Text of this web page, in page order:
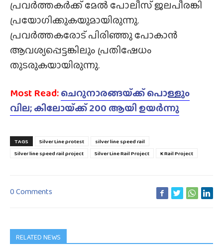
പ്രവർത്തകർക്ക് മേൽ പോലീസ് ജലപീരങ്കി
പ്രയോഗിക്കുകയുമായിരുന്നു.
പ്രവർത്തകരോട് പിരിഞ്ഞു പോകാൻ
ആവശ്യപ്പെട്ടങ്കിലും പ്രതിഷേധം
തുടരുകയായിരുന്നു.
Most Read:ചെറുനാരങ്ങയ്‌ക്ക്‌ പൊള്ളും
വില; കിലോയ്‌ക്ക്‌ 200 ആയി ഉയർന്നു
TAGS Silver Line protest
silver line speed rail
Silver line speed rail project
Silver Line Rail Project K Rail Project
0 Comments
RELATED NEWS